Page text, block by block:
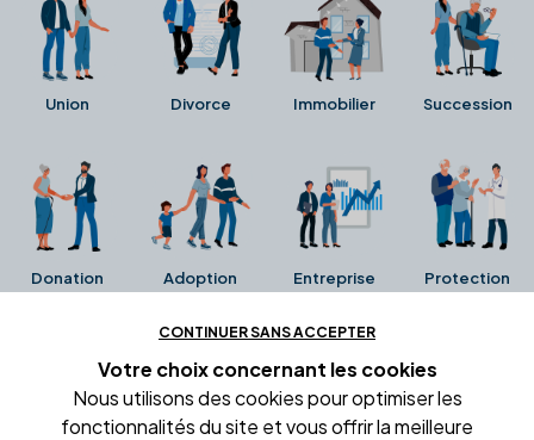
Union Divorce Immobilier Succession
Donation Adoption Entreprise Protection
Ces avis proviennent directement de la fiche Google
Business de l'office notarial. Ils n'ont ni été collectés ni
été vérifiés par Alexia.fr.
CONTINUER SANS ACCEPTER
Votre choix concernant les cookies
Nous utilisons des cookies pour optimiser les
fonctionnalités du site et vous offrir la meilleure